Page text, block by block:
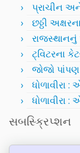
પ્રાચીન અને
છઠ્ઠી
રાજસ્થાનનું
ટ્વિટરના
જોજો
ધોળાવીરા
ધોળાવીરા
સબસ્ક્રિપ્શન